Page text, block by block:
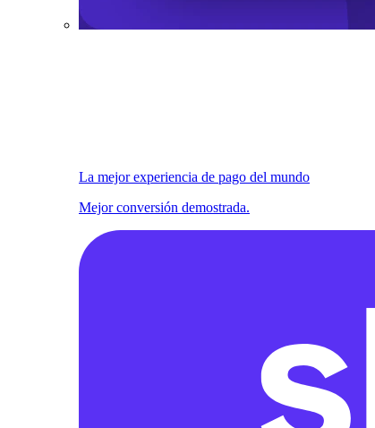
La mejor experiencia de pago del mundo
Mejor conversión demostrada.